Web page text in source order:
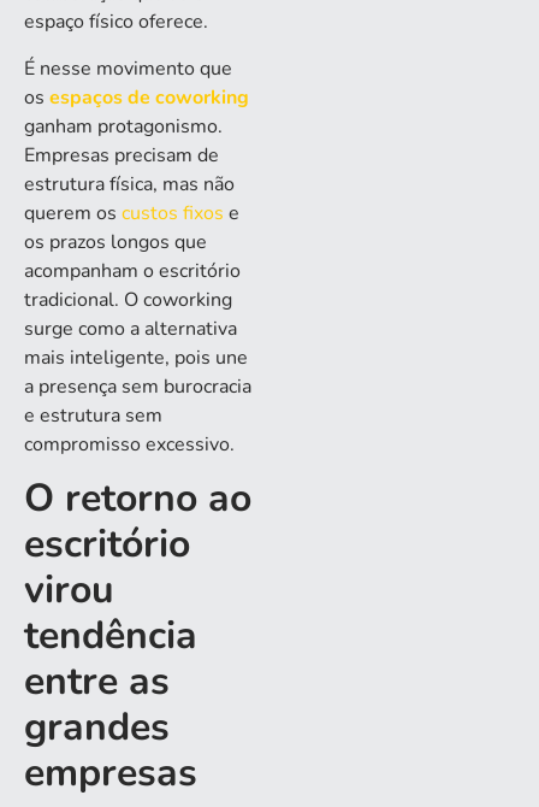
espaço físico oferece.
É nesse movimento que
os espaços de coworking
ganham protagonismo.
Empresas precisam de
estrutura física, mas não
querem os custos fixos e
os prazos longos que
acompanham o escritório
tradicional. O coworking
surge como a alternativa
mais inteligente, pois une
a presença sem burocracia
e estrutura sem
compromisso excessivo.
O retorno ao
escritório
virou
tendência
entre as
grandes
empresas